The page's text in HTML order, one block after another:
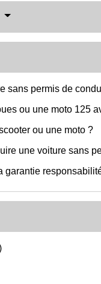
sans permis de
ou une moto 125
ou une moto ?
une voiture sans
garantie